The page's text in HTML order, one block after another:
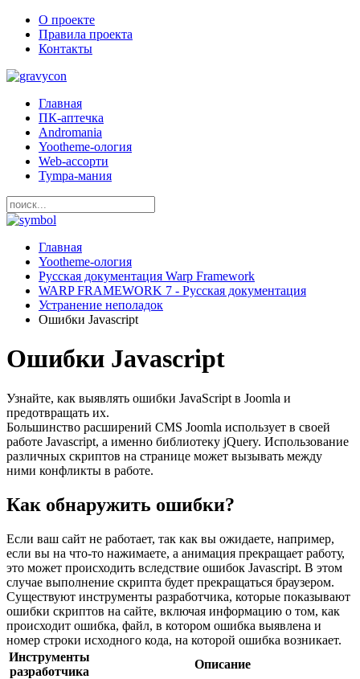
О проекте
Правила проекта
Контакты
Главная
ПК-аптечка
Andromania
Yootheme-ология
Web-ассорти
Tympa-мания
Главная
Yootheme-ология
Русская документация Warp Framework
WARP FRAMEWORK 7 - Русская документация
Устранение неполадок
Ошибки Javascript
Ошибки Javascript
Узнайте, как выявлять ошибки JavaScript в Joomla и
предотвращать их.
Большинство расширений CMS Joomla использует в своей
работе Javascript, а именно библиотеку jQuery. Использование
различных скриптов на странице может вызывать между
ними конфликты в работе.
Как обнаружить ошибки?
Если ваш сайт не работает, так как вы ожидаете, например,
если вы на что-то нажимаете, а анимация прекращает работу,
это может происходить вследствие ошибок Javascript. В этом
случае выполнение скрипта будет прекращаться браузером.
Существуют инструменты разработчика, которые показывают
ошибки скриптов на сайте, включая информацию о том, как
происходит ошибка, файл, в котором ошибка выявлена и
номер строки исходного кода, на которой ошибка возникает.
Инструменты
разработчика
Описание